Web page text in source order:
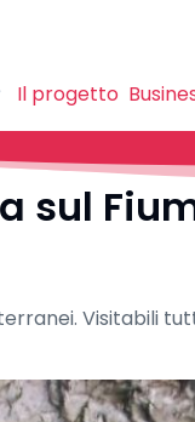
Il progetto
sul
Visitabili